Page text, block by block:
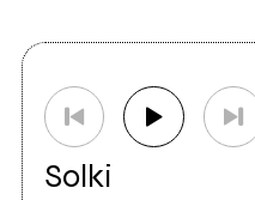
Solki